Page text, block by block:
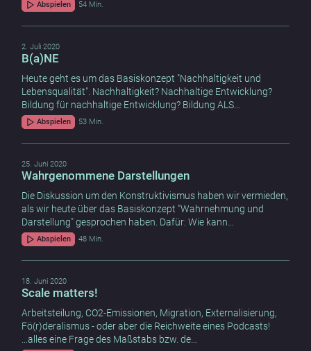
Abspielen 54 Min.
2. Juli 2020
B(a)NE
Heute geht es um das Basiskonzept "Nachhaltigkeit und
Lebensqualität". Nachhaltigkeit? Nachhaltige Entwicklung?
Bildung für nachhaltige Entwicklung? Bildung ALS…
Abspielen 53 Min.
25. Juni 2020
Wahrgenommene Darstellungen
Die Diskussion um den Konstruktivismus haben wir vermieden,
als wir heute über das Basiskonzept "Wahrnehmung und
Darstellung" gesprochen haben. Dafür: Wie kann…
Abspielen 48 Min.
18. Juni 2020
Scale matters!
Arbeitsteilung, CO2-Emissionen, Migration, Externalisierung,
Fö(r)deralismus - oder aber die Reichweite eines Podcasts!
...alles eine Frage des Maßstabs bzw. de…